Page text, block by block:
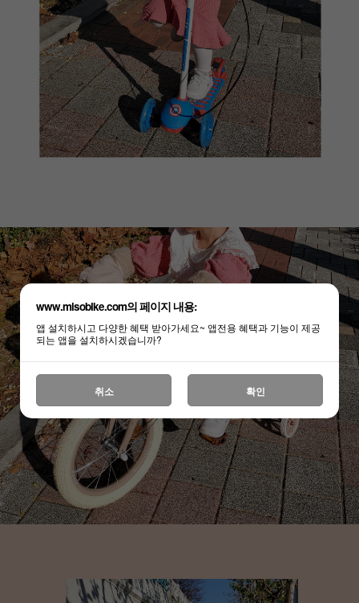
www.misobike.com의 페이지 내용:
앱 설치하시고 다양한 혜택 받아가세요~ 앱전용 혜택과 기능이 제공
되는 앱을 설치하시겠습니까?
취소 확인